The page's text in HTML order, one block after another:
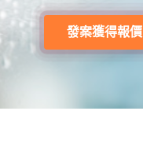
發案獲得報價